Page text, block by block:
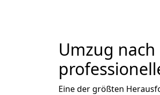
Umzug
Eine der größten